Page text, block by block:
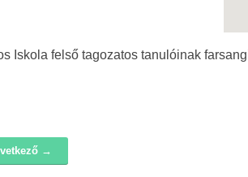
Iskola felső tagozatos tanulóinak
→